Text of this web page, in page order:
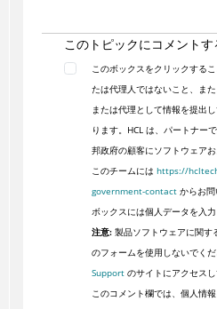
このトピックにコメントす
このボックスをクリックする
たは代理人ではないこと、ま
または代理として情報を提出
ります。HCL は、パートナー
邦政府の顧客にソフトウェア
このチームには https://
government-contactからお問
ボックスには個人データを入力
注意:製品ソフトウェアに関す
のフォームを使用しないでくだ
Supportのサイトにアクセスし
このコメント欄では、個人情